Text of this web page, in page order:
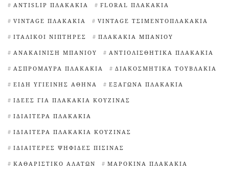
ANTISLIP ΠΛΑΚΆΚΙΑ FLORAL ΠΛΑΚΆΚΙΑ
VINTAGE ΠΛΑΚΆΚΙΑ VINTAGE ΤΣΙΜΕΝΤΟΠΛΑΚΆΚΙΑ
ΙΤΑΛΙΚΟΊ ΝΙΠΤΉΡΕΣ ΠΛΑΚΆΚΙΑ ΜΠΆΝΙΟΥ
ΑΝΑΚΑΊΝΙΣΗ ΜΠΆΝΙΟΥ ΑΝΤΙΟΛΙΣΘΗΤΙΚΆ ΠΛΑΚΆΚΙΑ
ΑΣΠΡΌΜΑΥΡΑ ΠΛΑΚΆΚΙΑ ΔΙΑΚΟΣΜΗΤΙΚΆ ΤΟΥΒΛΆΚΙΑ
ΕΊΔΗ ΥΓΙΕΙΝΉΣ ΑΘΉΝΑ ΕΞΆΓΩΝΑ ΠΛΑΚΆΚΙΑ
ΙΔΈΕΣ ΓΙΑ ΠΛΑΚΆΚΙΑ ΚΟΥΖΊΝΑΣ
ΙΔΙΑΊΤΕΡΑ ΠΛΑΚΆΚΙΑ
ΙΔΙΑΊΤΕΡΑ ΠΛΑΚΆΚΙΑ ΚΟΥΖΊΝΑΣ
ΙΔΙΑΊΤΕΡΕΣ ΨΗΦΊΔΕΣ ΠΙΣΊΝΑΣ
ΚΑΘΑΡΙΣΤΙΚΌ ΑΛΆΤΩΝ ΜΑΡΟΚΙΝΆ ΠΛΑΚΆΚΙΑ